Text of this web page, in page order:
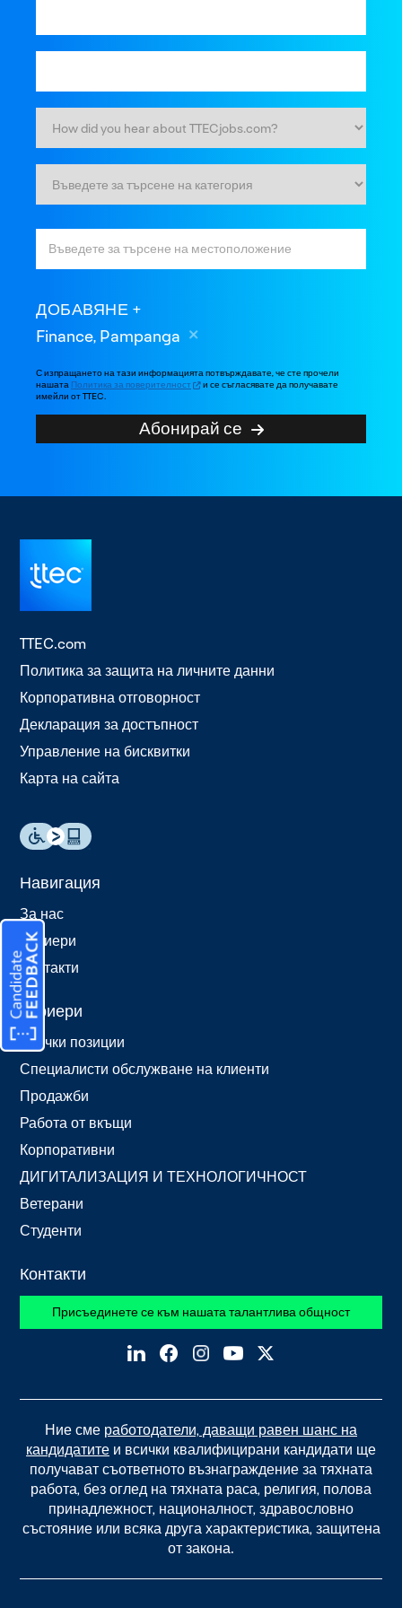
ДОБАВЯНЕ
Finance, Pampanga
С изпращането на тази информацията потвърждавате, че сте прочели
нашата Политика за поверителност
и се съгласявате да получавате
имейли от TTEC.
Абонирай се
TTEC.com
Политика за защита на личните данни
Корпоративна отговорност
Декларация за достъпност
Управление на бисквитки
Карта на сайта
Навигация
За нас
Кариери
Контакти
Кариери
Всички позиции
Специалисти обслужване на клиенти
Продажби
Работа от вкъщи
Корпоративни
ДИГИТАЛИЗАЦИЯ И ТЕХНОЛОГИЧНОСТ
Ветерани
Студенти
Контакти
Присъединете се към нашата талантлива общност
Ние сме работодатели, даващи равен шанс на
кандидатите и всички квалифицирани кандидати ще
получават съответното възнаграждение за тяхната
работа, без оглед на тяхната раса, религия, полова
принадлежност, националност, здравословно
състояние или всяка друга характеристика, защитена
от закона.